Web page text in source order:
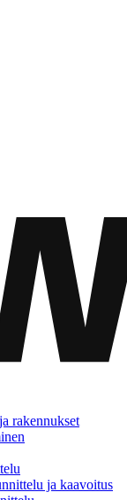
rakennukset
ja kaavoitus